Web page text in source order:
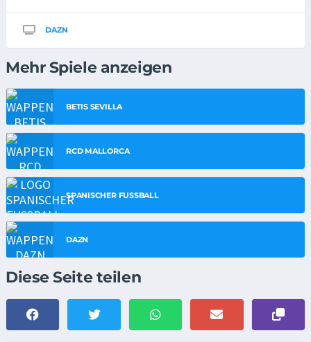
DAZN
Mehr Spiele anzeigen
BETIS SEVILLA
RCD MALLORCA
SPANISCHER FUSSBALL
DAZN
Diese Seite teilen